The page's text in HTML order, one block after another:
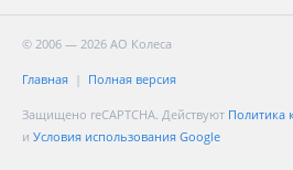
© 2006 — 2026 АО Колеса
Главная Полная версия
Защищено reCAPTCHA. Действуют Политика
и Условия использования Google